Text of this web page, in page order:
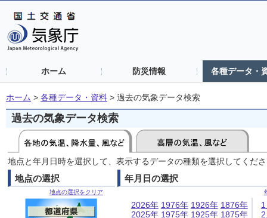
ホーム 防災情報 各種データ・
ホーム > 各種データ・資料 > 過去の気象データ検索
過去の気象データ検索
地点と年月日時を選択して、表示するデータの種類を選択してくだ
地点の選択
地点の選択をクリア
年月日の選択
2026年
2025年
1976年
1975年
1926年
1925年
1876年
1875年